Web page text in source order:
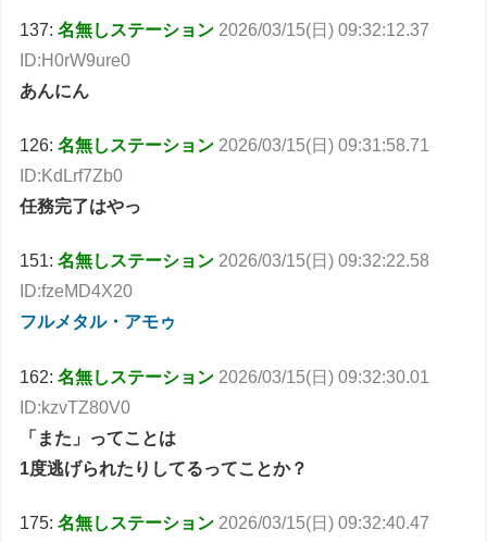
137:名無しステーション 2026/03/15(日) 09:32:12.37
ID:H0rW9ure0
あんにん
126:名無しステーション 2026/03/15(日) 09:31:58.71
ID:KdLrf7Zb0
任務完了はやっ
151:名無しステーション 2026/03/15(日) 09:32:22.58
ID:fzeMD4X20
フルメタル・アモゥ
162:名無しステーション 2026/03/15(日) 09:32:30.01
ID:kzvTZ80V0
「また」ってことは
1度逃げられたりしてるってことか？
175:名無しステーション 2026/03/15(日) 09:32:40.47